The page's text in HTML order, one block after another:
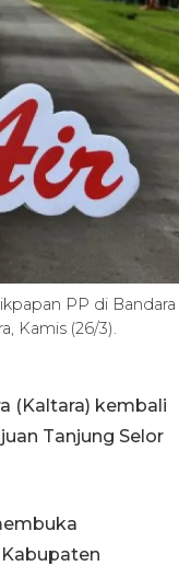
PP di Bandara
Kamis (26/3).
(Kaltara) kembali
Tanjung Selor